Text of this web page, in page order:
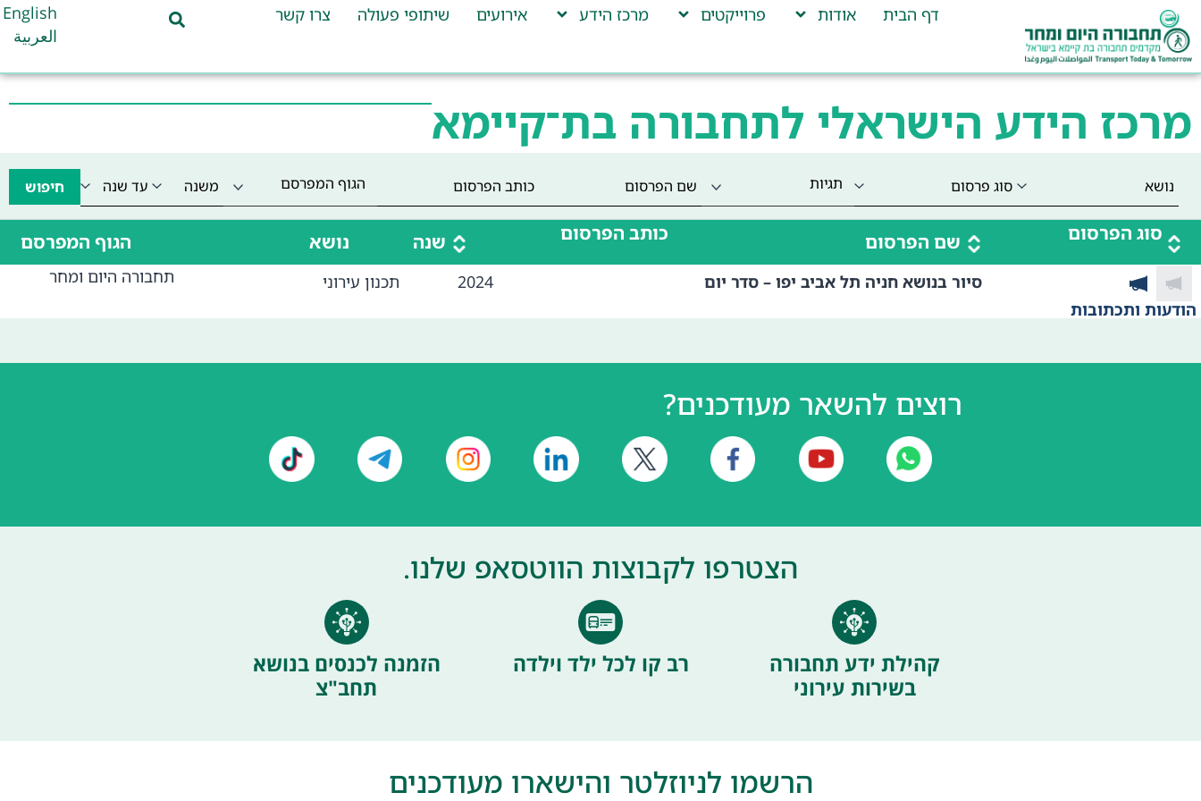
דף הבית אודות פרוייקטים מרכז הידע אירועים שיתופי פעולה צרו קשר
English
العربية
מרכז הידע הישראלי לתחבורה בת־קיימא
תגיות הגוף המפרסם חיפוש
סוג הפרסום שם הפרסום כותב הפרסום שנה נושא הגוף המפרסם
הודעות ותכתובות
סיור בנושא חניה תל אביב יפו – סדר יום 2024 תכנון עירוני תחבורה היום ומחר
רוצים להשאר מעודכנים?
הצטרפו לקבוצות הווטסאפ שלנו.
קהילת ידע תחבורה
בשירות עירוני
רב קו לכל ילד וילדה
הזמנה לכנסים בנושא
תחב"צ
הרשמו לניוזלטר והישארו מעודכנים